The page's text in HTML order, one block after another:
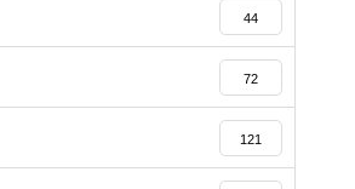
44
72
121